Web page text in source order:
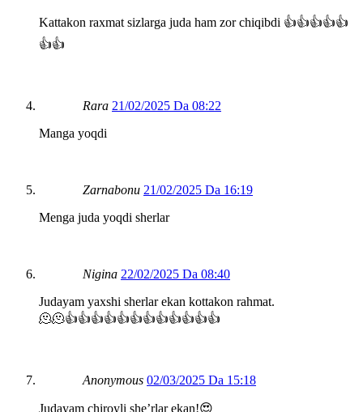
Kattakon raxmat sizlarga juda ham zor chiqibdi 👍👍👍👍👍
👍👍
Rara 21/02/2025 Da 08:22
Manga yoqdi
Zarnabonu 21/02/2025 Da 16:19
Menga juda yoqdi sherlar
Nigina 22/02/2025 Da 08:40
Judayam yaxshi sherlar ekan kottakon rahmat.
🫠🫠👍👍👍👍👍👍👍👍👍👍👍👍
Anonymous 02/03/2025 Da 15:18
Judayam chiroyli sheʼrlar ekan!😍